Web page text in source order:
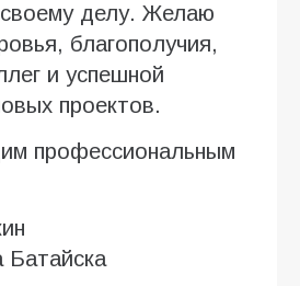
делу. Желаю
благополучия,
и успешной
проектов.
профессиональным
Батайска